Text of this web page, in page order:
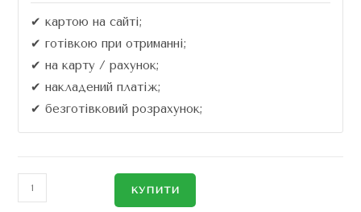
✔ картою на сайті;
✔ готівкою при отриманні;
✔ на карту / рахунок;
✔ накладений платіж;
✔ безготівковий розрахунок;
КУПИТИ